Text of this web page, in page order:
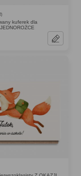
kuferek dla